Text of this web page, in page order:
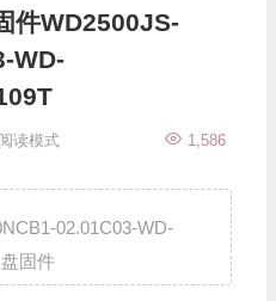
件WD2500JS-
WD-
1,586
阅读模式
02.01C03-WD-
固件